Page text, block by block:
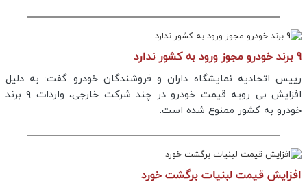
9 برند خودرو مجوز ورود به کشور ندارد
رییس اتحادیه نمایشگاه داران و فروشندگان خودرو گفت: به دلیل
افزایش بی رویه قیمت خودرو در چند شرکت خارجی، واردات ۹ برند
خودرو به کشور ممنوع شده است.
افزایش قیمت لبنیات برگشت خورد